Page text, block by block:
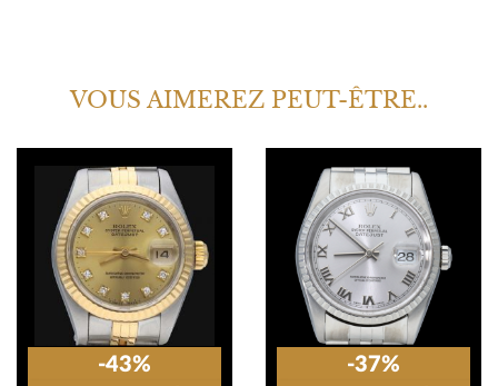
VOUS AIMEREZ PEUT-ÊTRE..
-43% -37%